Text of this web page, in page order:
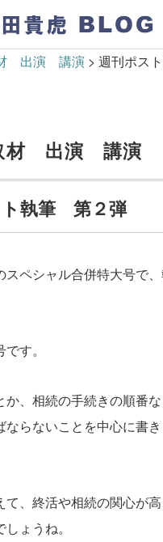
出演 講演 > 週刊ポス
材 出演 講演
執筆 第２弾
スペシャル合併特大号で
す。
か、相続の手続きの順番
ならないことを中心に書
て、終活や相続の関心が
ょうね。